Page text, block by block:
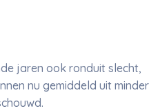
jaren ook ronduit slecht,
nu gemiddeld uit minder